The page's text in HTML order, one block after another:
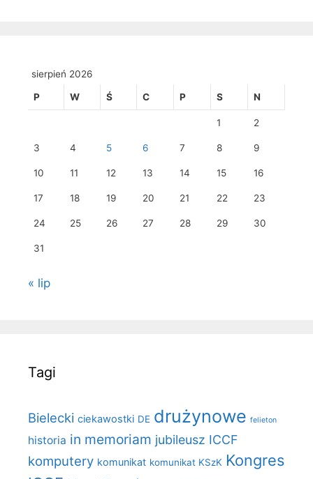
sierpień 2026
P W Ś C P S N
1 2
3 4 5 6 7 8 9
10 11 12 13 14 15 16
17 18 19 20 21 22 23
24 25 26 27 28 29 30
31
« lip
Tagi
Bielecki ciekawostki DE drużynowe felieton
historia in memoriam jubileusz ICCF
komputery komunikat komunikat KSzK Kongres